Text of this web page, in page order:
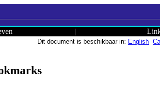
|
Dit document is beschikbaar in: English